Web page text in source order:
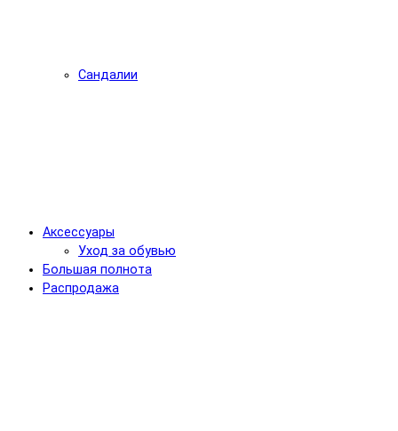
Сандалии
Аксессуары
Уход за обувью
Большая полнота
Распродажа